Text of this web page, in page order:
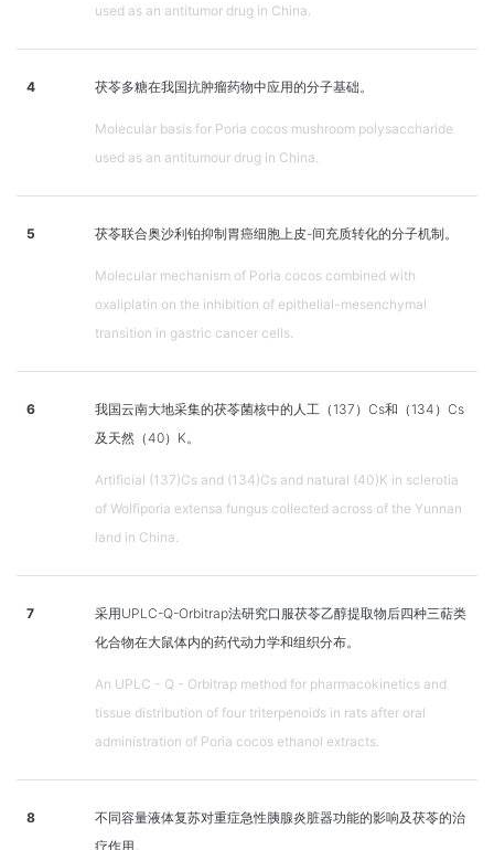
used as an antitumor drug in China.
4 茯苓多糖在我国抗肿瘤药物中应用的分子基础。
Molecular basis for Poria cocos mushroom polysaccharide
used as an antitumour drug in China.
5 茯苓联合奥沙利铂抑制胃癌细胞上皮-间充质转化的分子机制。
Molecular mechanism of Poria cocos combined with
oxaliplatin on the inhibition of epithelial-mesenchymal
transition in gastric cancer cells.
6
我国云南大地采集的茯苓菌核中的人工（137）Cs和（134）Cs
及天然（40）K。
Artificial (137)Cs and (134)Cs and natural (40)K in sclerotia
of Wolfiporia extensa fungus collected across of the Yunnan
land in China.
7
采用UPLC-Q-Orbitrap法研究口服茯苓乙醇提取物后四种三萜类
化合物在大鼠体内的药代动力学和组织分布。
An UPLC - Q - Orbitrap method for pharmacokinetics and
tissue distribution of four triterpenoids in rats after oral
administration of Poria cocos ethanol extracts.
8
不同容量液体复苏对重症急性胰腺炎脏器功能的影响及茯苓的治
疗作用。